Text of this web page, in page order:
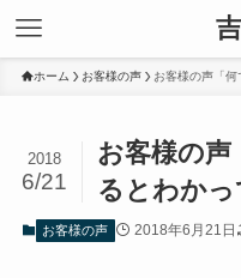
ホーム お客様の声 お客様の声「何
お客様の声
るとわかっ
2018
6/21
お客様の声 2018年6月21日